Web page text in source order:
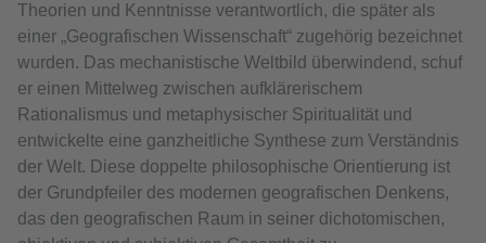
Theorien und Kenntnisse verantwortlich, die später als
einer „Geografischen Wissenschaft“ zugehörig bezeichnet
wurden. Das mechanistische Weltbild überwindend, schuf
er einen Mittelweg zwischen aufklärerischem
Rationalismus und metaphysischer Spiritualität und
entwickelte eine ganzheitliche Synthese zum Verständnis
der Welt. Diese doppelte philosophische Orientierung ist
der Grundpfeiler des modernen geografischen Denkens,
das den geografischen Raum in seiner dichotomischen,